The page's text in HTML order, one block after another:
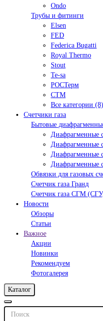
Ondo
Трубы и фитинги
Elsen
FED
Federica Bugatti
Royal Thermo
Stout
Te-sa
РОСТерм
СТМ
Все категории (8)
Счетчики газа
Бытовые
Диафрагменные
Диафрагменные
Диафрагменные
Обвязки для газовых
Счетчик газа Гранд
Счетчик газа СГМ
Новости
Обзоры
Статьи
Важное
Акции
Новинки
Рекомендуем
Фотогалерея
Каталог